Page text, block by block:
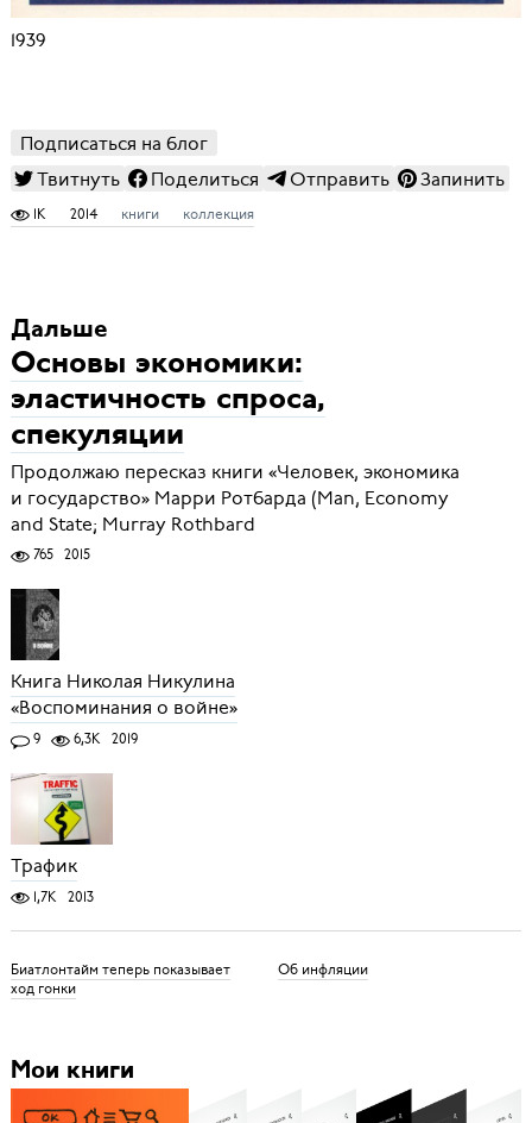
1939
Подписаться на блог
Твитнуть
Поделиться Отправить Запинить
1K 2014 книги коллекция
Дальше
Основы экономики:
эластичность спроса,
спекуляции
Продолжаю пересказ книги «Человек, экономика
и государство» Марри Ротбарда (Man, Economy
and State; Murray Rothbard
765 2015
Книга Николая Никулина
«Воспоминания о войне»
9 6,3K 2019
Трафик
1,7K 2013
Биатлонтайм теперь показывает
ход гонки
Об инфляции
Мои книги